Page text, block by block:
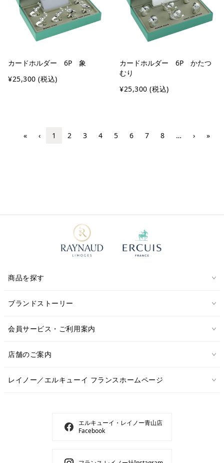
カードホルダー 6P 象
¥25,300 (税込)
カードホルダー 6P かたつ
むり
¥25,300 (税込)
« ‹ 1 2 3 4 5 6 7 8 … › »
商品を探す
ブランドストーリー
会員サービス・ご利用案内
店舗のご案内
レイノー／エルキューイ フランスホームページ
エルキューイ・レイノー青山店
Facebook